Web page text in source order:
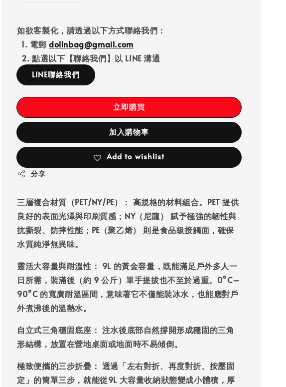
如欲客製化，請透過以下方式聯絡我們：
1. 電郵 dollnbag@gmail.com
2. 點選以下【聯絡我們】以 LINE 溝通
LINE聯絡我們
立即購買
加入購物車
Add to wishlist
分享
三層複合材質（PET/NY/PE）： 高規格的材料組合。 PET 提供
良好的表面光澤與印刷質感； NY（尼龍）
賦予極強的韌性與
抗撕裂、防摔性能； PE（聚乙烯）
則是食品級接觸面，確保
水質純淨無異味。
靈活大容量與耐溫性： 9L 的黃金容量，既能滿足戶外多人一
日所需，裝滿後（約 9 公斤）單手提拔也不至於過重。0°C–
90°C 的寬廣耐溫區間，意味著它不僅能裝冰水，也能應對戶
外煮沸後的溫熱水。
自立式三角穩固底座： 注水後底部自然撐開形成穩固的三角
形結構，放置在營地桌面或地面時不易傾倒。
極致便攜的三步折疊： 透過「左右對折、再度對折、按壓固
定」的簡單三步，就能從9L 大容量收納狀態變成小體積，厚